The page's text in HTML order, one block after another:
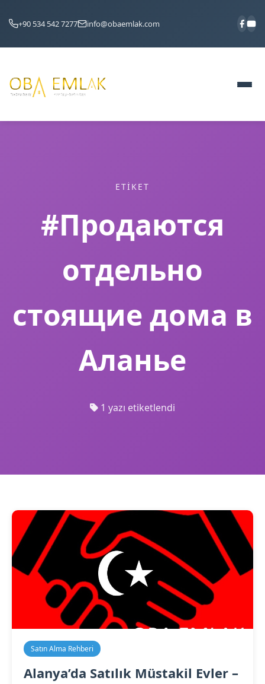
+90 534 542 7277 info@obaemlak.com
ETIKET
#Продаются
отдельно
стоящие дома в
Аланье
1 yazı etiketlendi
Satın Alma Rehberi
Alanya’da Satılık Müstakil Evler –